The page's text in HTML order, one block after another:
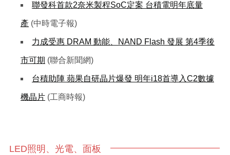
聯發科首款2奈米製程SoC定案 台積電明年底量
產 (中時電子報)
力成受惠 DRAM 動能、NAND Flash 發展 第4季後
市可期 (聯合新聞網)
台積助陣 蘋果自研晶片爆發 明年i18首導入C2數據
機晶片 (工商時報)
LED照明、光電、面板